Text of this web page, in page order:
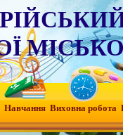
Навчання Виховна робота